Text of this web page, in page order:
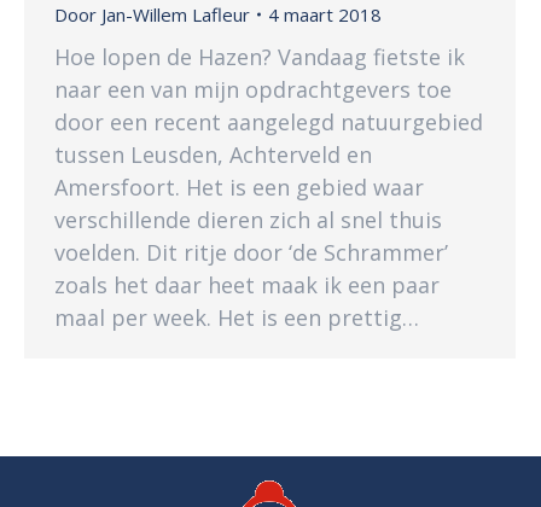
Door Jan-Willem Lafleur 4 maart 2018
Hoe lopen de Hazen? Vandaag fietste ik
naar een van mijn opdrachtgevers toe
door een recent aangelegd natuurgebied
tussen Leusden, Achterveld en
Amersfoort. Het is een gebied waar
verschillende dieren zich al snel thuis
voelden. Dit ritje door ‘de Schrammer’
zoals het daar heet maak ik een paar
maal per week. Het is een prettig…